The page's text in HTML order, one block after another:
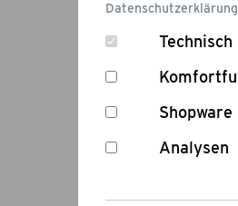
Datenschutzerklärung
Analysen